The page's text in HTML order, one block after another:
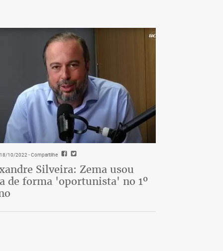
10/2022- Compartilhe
Silveira: Zema usou
de forma 'oportunista' no 1º